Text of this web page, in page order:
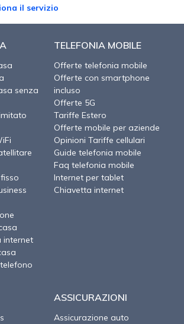
il servizio
senza
internet
TELEFONIA MOBILE
Offerte telefonia mobile
Offerte con smartphone
incluso
Offerte 5G
Tariffe Estero
Offerte mobile per aziende
Opinioni Tariffe cellulari
Guide telefonia mobile
Faq telefonia mobile
Internet per tablet
Chiavetta internet
ASSICURAZIONI
Assicurazione auto